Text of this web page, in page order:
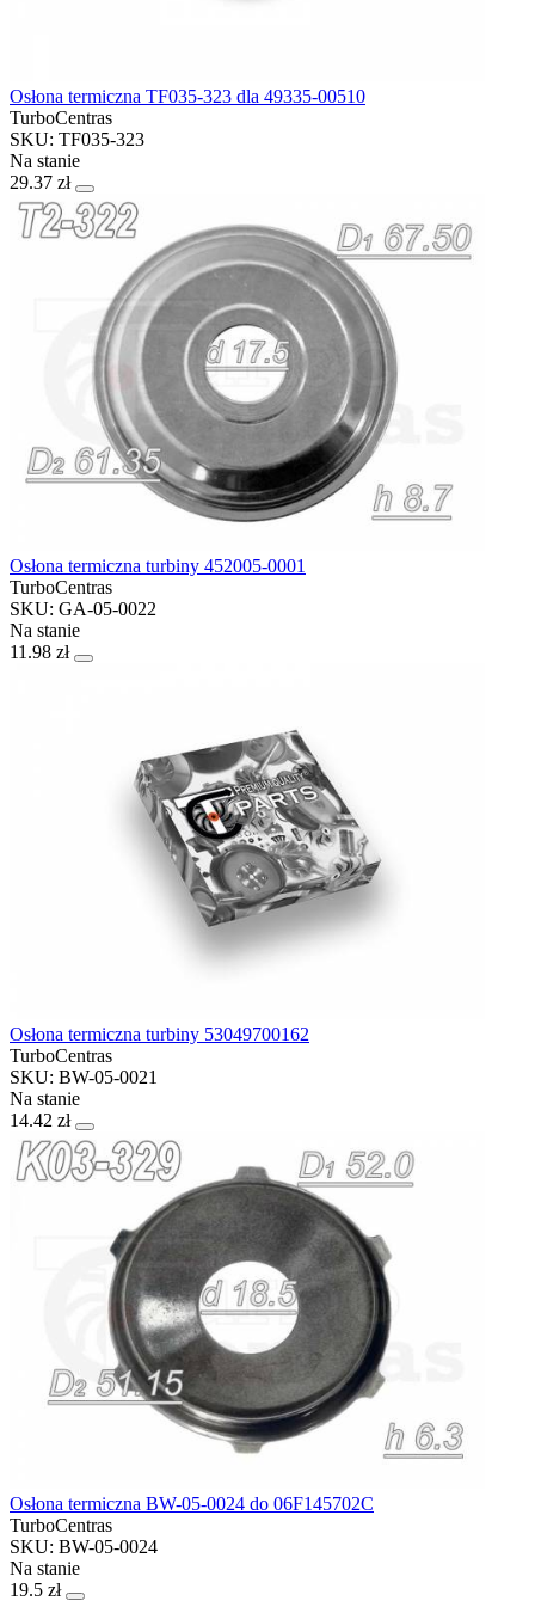
Osłona termiczna TF035-323 dla 49335-00510
TurboCentras
SKU: TF035-323
Na stanie
29.37 zł
Osłona termiczna turbiny 452005-0001
TurboCentras
SKU: GA-05-0022
Na stanie
11.98 zł
Osłona termiczna turbiny 53049700162
TurboCentras
SKU: BW-05-0021
Na stanie
14.42 zł
Osłona termiczna BW-05-0024 do 06F145702C
TurboCentras
SKU: BW-05-0024
Na stanie
19.5 zł